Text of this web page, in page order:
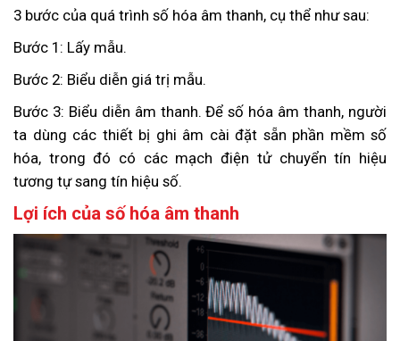
3 bước của quá trình số hóa âm thanh, cụ thể như sau:
Bước 1: Lấy mẫu.
Bước 2: Biểu diễn giá trị mẫu.
Bước 3: Biểu diễn âm thanh. Để số hóa âm thanh, người
ta dùng các thiết bị ghi âm cài đặt sẵn phần mềm số
hóa, trong đó có các mạch điện tử chuyển tín hiệu
tương tự sang tín hiệu số.
Lợi ích của số hóa âm thanh